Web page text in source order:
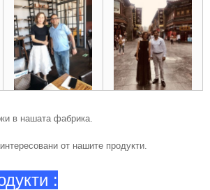
в нашата фабрика.
от нашите продукти.
: